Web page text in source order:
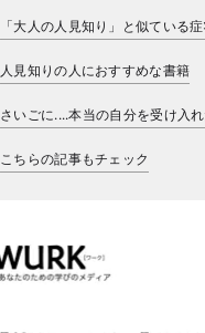
「大人の人見知り」と似ている
人見知りの人におすすめな書籍
さいごに....本当の自分を受け入
こちらの記事もチェック